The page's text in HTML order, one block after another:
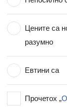
Цените са
разумно
Евтини са
Прочетох „